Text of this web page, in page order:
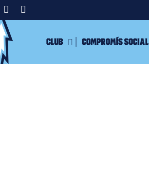
Club Compromís Social